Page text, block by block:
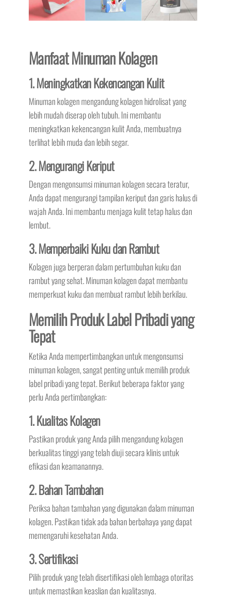
Manfaat Minuman Kolagen
1. Meningkatkan Kekencangan Kulit
Minuman kolagen mengandung kolagen hidrolisat yang
lebih mudah diserap oleh tubuh. Ini membantu
meningkatkan kekencangan kulit Anda, membuatnya
terlihat lebih muda dan lebih segar.
2. Mengurangi Keriput
Dengan mengonsumsi minuman kolagen secara teratur,
Anda dapat mengurangi tampilan keriput dan garis halus di
wajah Anda. Ini membantu menjaga kulit tetap halus dan
lembut.
3. Memperbaiki Kuku dan Rambut
Kolagen juga berperan dalam pertumbuhan kuku dan
rambut yang sehat. Minuman kolagen dapat membantu
memperkuat kuku dan membuat rambut lebih berkilau.
Memilih Produk Label Pribadi yang
Tepat
Ketika Anda mempertimbangkan untuk mengonsumsi
minuman kolagen, sangat penting untuk memilih produk
label pribadi yang tepat. Berikut beberapa faktor yang
perlu Anda pertimbangkan:
1. Kualitas Kolagen
Pastikan produk yang Anda pilih mengandung kolagen
berkualitas tinggi yang telah diuji secara klinis untuk
efikasi dan keamanannya.
2. Bahan Tambahan
Periksa bahan tambahan yang digunakan dalam minuman
kolagen. Pastikan tidak ada bahan berbahaya yang dapat
memengaruhi kesehatan Anda.
3. Sertifikasi
Pilih produk yang telah disertifikasi oleh lembaga otoritas
untuk memastikan keaslian dan kualitasnya.